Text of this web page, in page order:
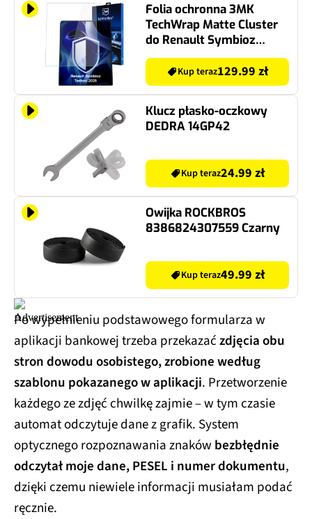
Folia ochronna 3MK
TechWrap Matte Cluster
do Renault Symbioz
Techno 2025-
Kup teraz129.99 zł
Klucz płasko-oczkowy
DEDRA 14GP42
Kup teraz24.99 zł
Owijka ROCKBROS
8386824307559 Czarny
Kup teraz49.99 zł
Po wypełnieniu podstawowego formularza w
aplikacji bankowej trzeba przekazaćzdjęcia obu
stron dowodu osobistego, zrobione według
szablonu pokazanego w aplikacji. Przetworzenie
każdego ze zdjęć chwilkę zajmie – w tym czasie
automat odczytuje dane z grafik. System
optycznego rozpoznawania znaków bezbłędnie
odczytał moje dane, PESEL i numer dokumentu,
dzięki czemu niewiele informacji musiałam podać
ręcznie.